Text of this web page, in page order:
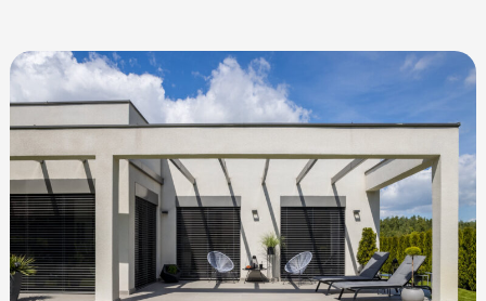
Moderniser
son
habitat
de
la
menuiserie
extérieure
à